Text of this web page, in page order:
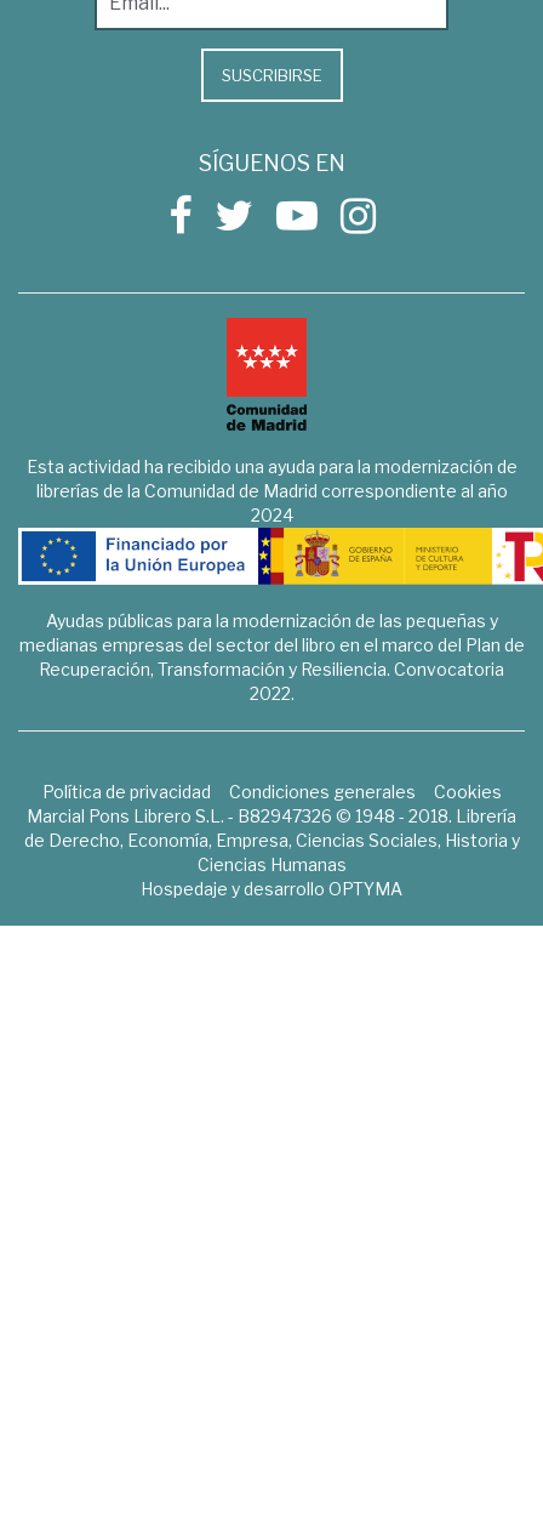
SUSCRIBIRSE
SÍGUENOS EN
Esta actividad ha recibido una ayuda para la modernización de
librerías de la Comunidad de Madrid correspondiente al año
2024
Ayudas públicas para la modernización de las pequeñas y
medianas empresas del sector del libro en el marco del Plan de
Recuperación, Transformación y Resiliencia. Convocatoria
2022.
Política de privacidad Condiciones generales
Cookies
Marcial Pons Librero S.L. - B82947326 © 1948 - 2018. Librería
de Derecho, Economía, Empresa, Ciencias Sociales, Historia y
Ciencias Humanas
Hospedaje y desarrollo OPTYMA